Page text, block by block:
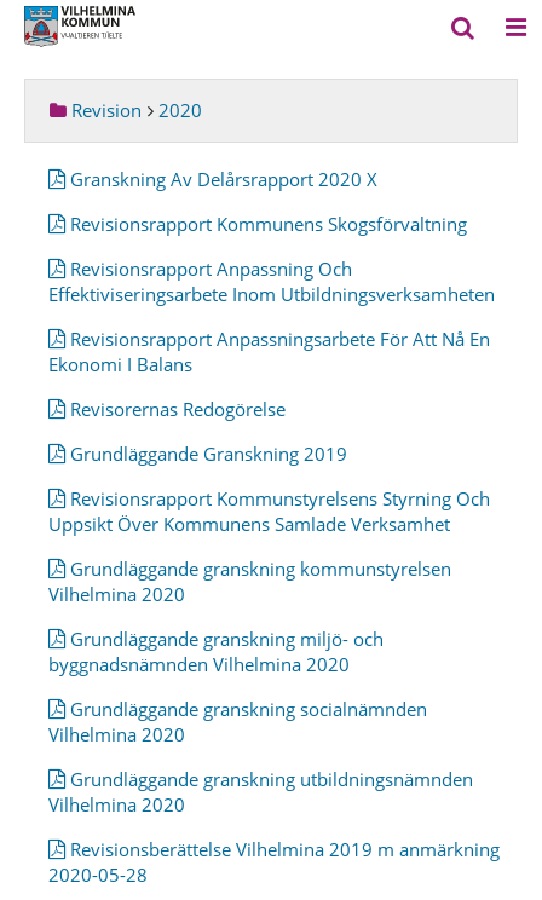
Revision 2020
Granskning Av Delårsrapport 2020 X
Revisionsrapport Kommunens Skogsförvaltning
Revisionsrapport Anpassning Och
Effektiviseringsarbete Inom Utbildningsverksamheten
Revisionsrapport Anpassningsarbete För Att Nå En
Ekonomi I Balans
Revisorernas Redogörelse
Grundläggande Granskning 2019
Revisionsrapport Kommunstyrelsens Styrning Och
Uppsikt Över Kommunens Samlade Verksamhet
Grundläggande granskning kommunstyrelsen
Vilhelmina 2020
Grundläggande granskning miljö- och
byggnadsnämnden Vilhelmina 2020
Grundläggande granskning socialnämnden
Vilhelmina 2020
Grundläggande granskning utbildningsnämnden
Vilhelmina 2020
Revisionsberättelse Vilhelmina 2019 m anmärkning
2020-05-28